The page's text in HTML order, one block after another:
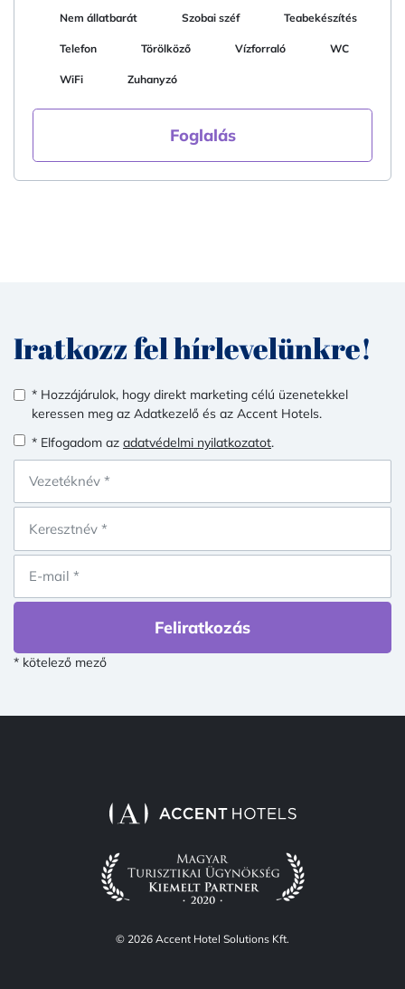
Nem állatbarát Szobai széf Teabekészítés
Telefon Törölköző Vízforraló WC
WiFi Zuhanyzó
Foglalás
Iratkozz fel hírlevelünkre!
* Hozzájárulok, hogy direkt marketing célú üzenetekkel
keressen meg az Adatkezelő és az Accent Hotels.
* Elfogadom az adatvédelmi nyilatkozatot.
Feliratkozás
* kötelező mező
© 2026 Accent Hotel Solutions Kft.